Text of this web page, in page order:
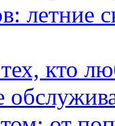
летние
кто